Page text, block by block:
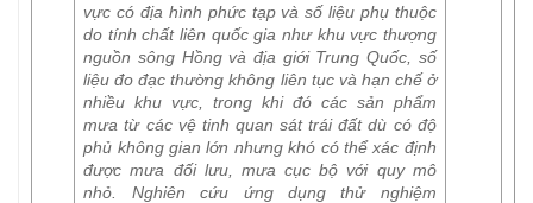
vực có địa hình phức tạp và số liệu phụ thuộc
do tính chất liên quốc gia như khu vực thượng
nguồn sông Hồng và địa giới Trung Quốc, số
liệu đo đạc thường không liên tục và hạn chế ở
nhiều khu vực, trong khi đó các sản phẩm
mưa từ các vệ tinh quan sát trái đất dù có độ
phủ không gian lớn nhưng khó có thể xác định
được mưa đối lưu, mưa cục bộ với quy mô
nhỏ. Nghiên cứu ứng dụng thử nghiệm